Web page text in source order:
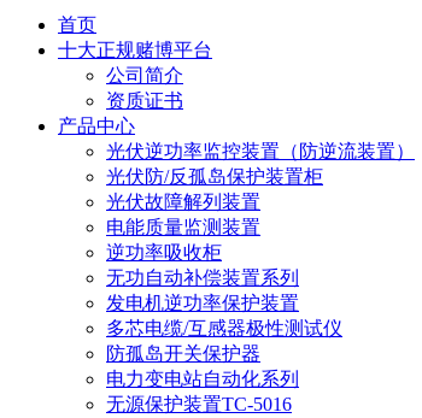
首页
十大正规赌博平台
公司简介
资质证书
产品中心
光伏逆功率监控装置（防逆流装置）
光伏防/反孤岛保护装置柜
光伏故障解列装置
电能质量监测装置
逆功率吸收柜
无功自动补偿装置系列
发电机逆功率保护装置
多芯电缆/互感器极性测试仪
防孤岛开关保护器
电力变电站自动化系列
无源保护装置TC-5016